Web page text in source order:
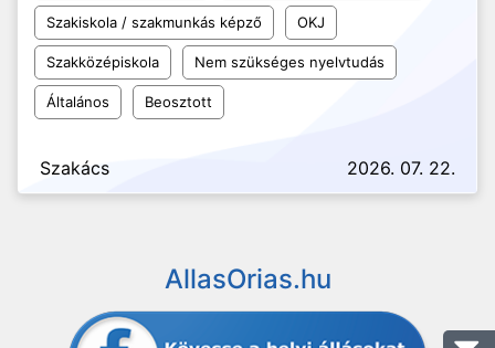
Szakiskola / szakmunkás képző OKJ
Szakközépiskola Nem szükséges nyelvtudás
Általános Beosztott
Szakács 2026. 07. 22.
AllasOrias.hu